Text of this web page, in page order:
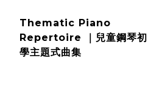
Thematic Piano
Repertoire ｜兒童鋼琴初
學主題式曲集